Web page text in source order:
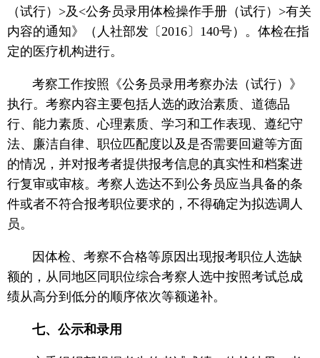
（试行）>及<公务员录用体检操作手册（试行）>有关
内容的通知》（人社部发〔2016〕140号）。体检在指
定的医疗机构进行。
考察工作按照《公务员录用考察办法（试行）》
执行。考察内容主要包括人选的政治素质、道德品
行、能力素质、心理素质、学习和工作表现、遵纪守
法、廉洁自律、职位匹配度以及是否需要回避等方面
的情况，并对报考者提供报考信息的真实性和档案进
行复审或审核。考察人选达不到公务员应当具备的条
件或者不符合报考职位要求的，不得确定为拟选调人
员。
因体检、考察不合格等原因出现报考职位人选缺
额的，从同地区同职位综合考察人选中按照考试总成
绩从高分到低分的顺序依次等额递补。
七、公示和录用